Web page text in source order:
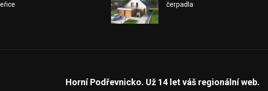
čerpadla
Horní Podřevnicko. Už 14 let váš regionální web.